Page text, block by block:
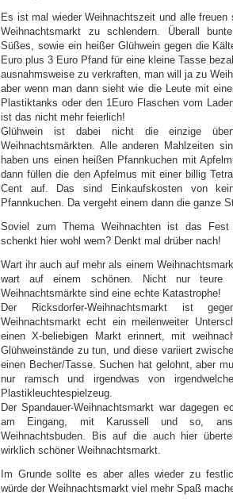
Es ist mal wieder Weihnachtszeit und alle freuen
Weihnachtsmarkt zu schlendern. Überall
Süßes, sowie ein heißer Glühwein gegen die
Euro plus 3 Euro Pfand für eine kleine Tasse
ausnahmsweise zu verkraften, man will ja zu
aber wenn man dann sieht wie die Leute mit
Plastiktanks oder den 1Euro Flaschen vom
ist das nicht mehr feierlich!
Glühwein ist dabei nicht die einzige
Weihnachtsmärkten. Alle anderen Mahlzeiten
haben uns einen heißen Pfannkuchen mit
dann füllen die den Apfelmus mit einer billig
Cent auf. Das sind Einkaufskosten von
Pfannkuchen. Da vergeht einem dann die ganze
Soviel zum Thema Weihnachten ist das
schenkt hier wohl wem? Denkt mal drüber nach!
Wart ihr auch auf mehr als einem
wart auf einem schönen. Nicht nur teure
Weihnachtsmärkte sind eine echte Katastrophe!
Der Ricksdorfer-Weihnachtsmarkt ist
Weihnachtsmarkt echt ein meilenweiter
einen X-beliebigen Markt erinnert, mit
Glühweinstände zu tun, und diese variiert
einen Becher/Tasse. Suchen hat gelohnt, aber
nur ramsch und irgendwas von
Plastikleuchtespielzeug.
Der Spandauer-Weihnachtsmarkt war dagegen
am Eingang, mit Karussell und so,
Weihnachtsbuden. Bis auf die auch hier
wirklich schöner Weihnachtsmarkt.
Im Grunde sollte es aber alles wieder zu
würde der Weihnachtsmarkt viel mehr Spaß